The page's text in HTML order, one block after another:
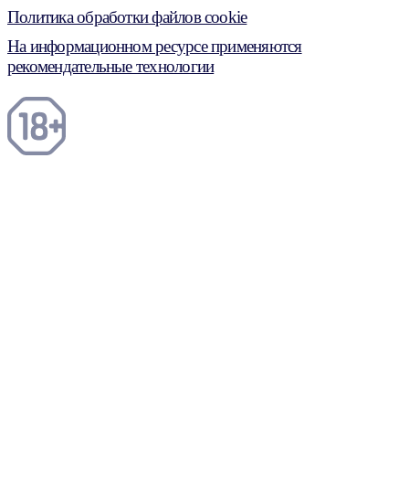
Политика обработки файлов cookie
На информационном ресурсе применяются
рекомендательные технологии